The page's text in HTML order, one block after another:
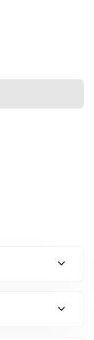
expand_more
expand_more